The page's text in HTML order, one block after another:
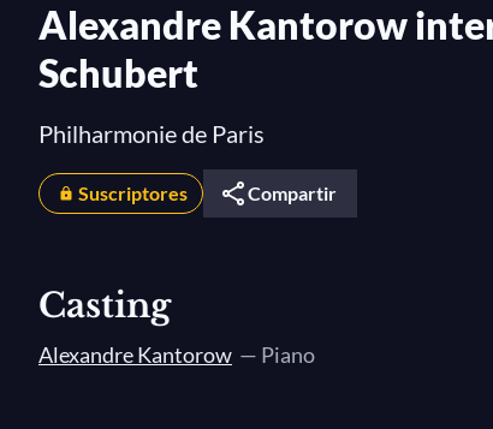
Alexandre Kantorow
Schubert
Philharmonie de Paris
Suscriptores Compartir
Casting
Alexandre Kantorow — Piano